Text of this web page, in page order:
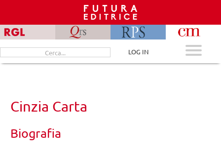
content
Cerca
per:
LOG IN
Cinzia Carta
Biografia